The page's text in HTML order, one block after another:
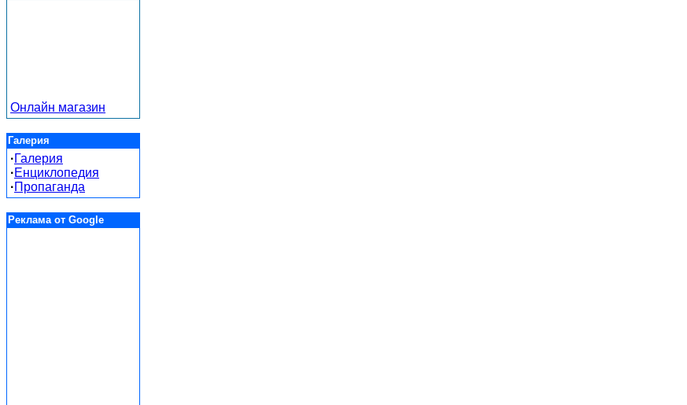
Онлайн магазин
Галерия
·Галерия
·Енциклопедия
·Пропаганда
Реклама от Google